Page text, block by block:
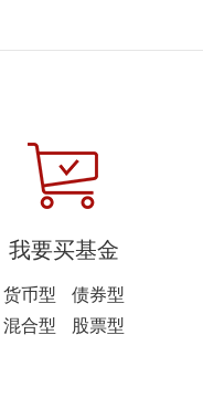
我要买基金
货币型
债券型
混合型
股票型